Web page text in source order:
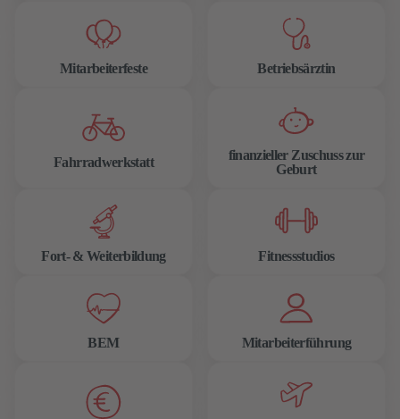
Mitarbeiterfeste Betriebsärztin
Fahrradwerkstatt
finanzieller Zuschuss zur
Geburt
Fort- & Weiterbildung Fitnessstudios
BEM Mitarbeiterführung